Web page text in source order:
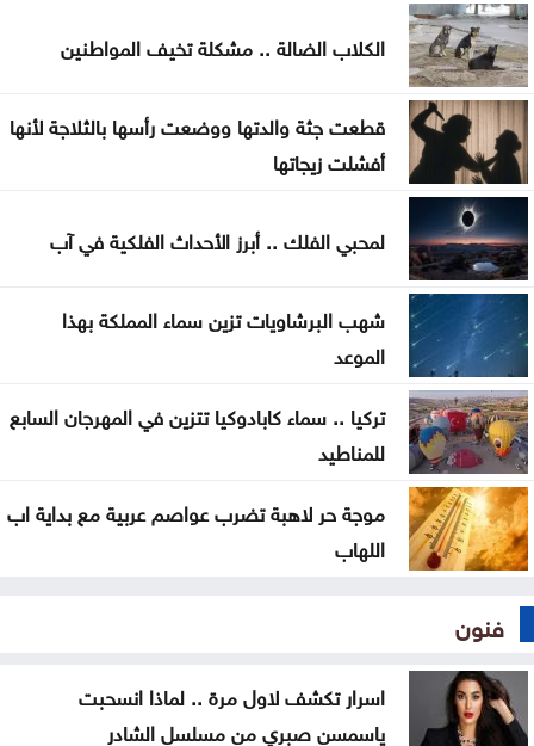
أعيان: مواقف الملك تعكس التزامًا أردنيًا راسخًا بالدفاع
عن القدس ومقدساتها
إيران: مفاوضات مضيق هرمز مع عُمان في مراحلها
النهائية
الرئيس الإيراني: صعوبة التواصل مع المرشد مجتبى
خامنئي
لجنة "4+4" الليبية تتوصل لاتفاق بشأن تعيين رئيس
مفوضية الانتخابات
الكلاب الضالة .. مشكلة تخيف المواطنين
قطعت جثة والدتها ووضعت رأسها بالثلاجة لأنها
أفشلت زيجاتها
لمحبي الفلك .. أبرز الأحداث الفلكية في آب
شهب البرشاويات تزين سماء المملكة بهذا
الموعد
تركيا .. سماء كابادوكيا تتزين في المهرجان السابع
للمناطيد
موجة حر لاهبة تضرب عواصم عربية مع بداية اب
اللهاب
فنون
اسرار تكشف لاول مرة .. لماذا انسحبت
ياسمسن صبري من مسلسل الشادر